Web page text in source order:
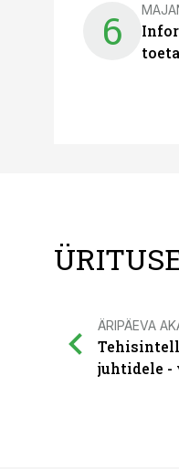
6
ÄRIPÄEVA
juhtidele -